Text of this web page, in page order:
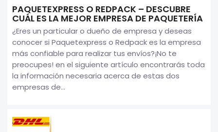
PAQUETEXPRESS O REDPACK – DESCUBRE
CUÁL ES LA MEJOR EMPRESA DE PAQUETERÍA
¿Eres un particular o dueño de empresa y deseas
conocer si Paquetexpress o Redpack es la empresa
más confiable para realizar tus envíos?¡No te
preocupes! en el siguiente artículo encontrarás toda
la información necesaria acerca de estas dos
empresas de...